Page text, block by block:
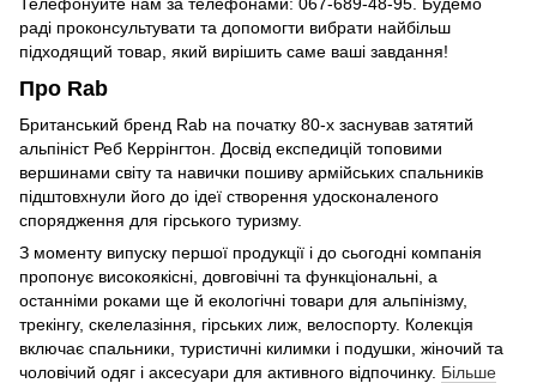
раді проконсультувати та допомогти вибрати найбільш
підходящий товар, який вирішить саме ваші завдання!
Про Rab
Британський бренд Rab на початку 80-х заснував затятий
альпініст Реб Керрінгтон. Досвід експедицій топовими
вершинами світу та навички пошиву армійських спальників
підштовхнули його до ідеї створення удосконаленого
спорядження для гірського туризму.
З моменту випуску першої продукції і до сьогодні компанія
пропонує високоякісні, довговічні та функціональні, а
останніми роками ще й екологічні товари для альпінізму,
трекінгу, скелелазіння, гірських лиж, велоспорту. Колекція
включає спальники, туристичні килимки і подушки, жіночий та
чоловічий одяг і аксесуари для активного відпочинку. Більше